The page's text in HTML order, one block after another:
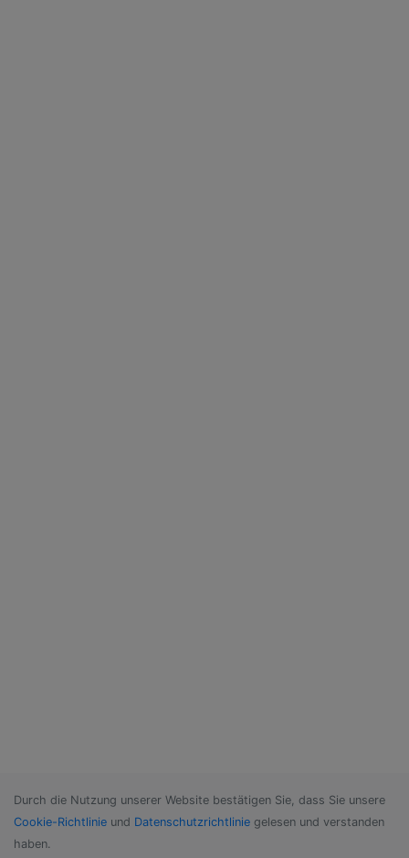
Durch die Nutzung unserer Website bestätigen Sie, dass Sie unsere
Cookie-Richtlinie und Datenschutzrichtlinie gelesen und verstanden
haben.